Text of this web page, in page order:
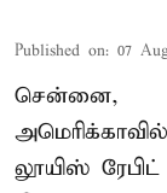
Published on: 07
சென்னை,
லூயிஸ்